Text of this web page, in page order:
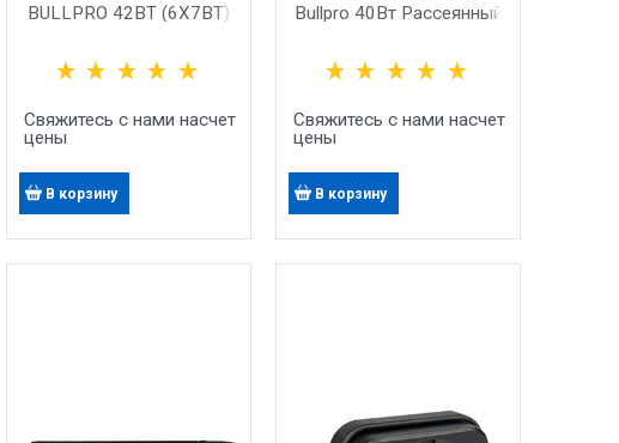
BULLPRO 42ВТ (6X7ВТ)
Свяжитесь с нами насчет
цены
В корзину
Bullpro 40Вт Рассеянный
Свяжитесь с нами насчет
цены
В корзину